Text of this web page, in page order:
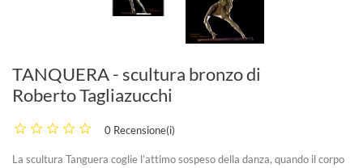
TANQUERA - scultura bronzo di
Roberto Tagliazucchi
0 Recensione(i)
La scultura Tanguera coglie l’attimo sospeso della danza, quando il corpo